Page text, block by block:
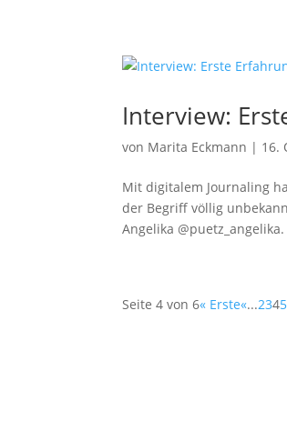
Interview:
von Marita Eckmann | 16.
Mit digitalem Journaling
der Begriff völlig
Angelika
Seite 4 von 6« Erste«...2345